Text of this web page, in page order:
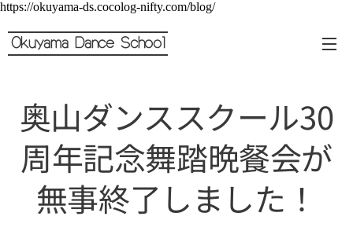
https://okuyama-ds.cocolog-nifty.com/blog/
Okuyama Dance School
奥山ダンススクール30
周年記念舞踏晩餐会が
無事終了しました！